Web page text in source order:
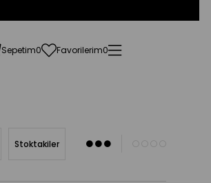
Sepetim0 Favorilerim0
Stoktakiler